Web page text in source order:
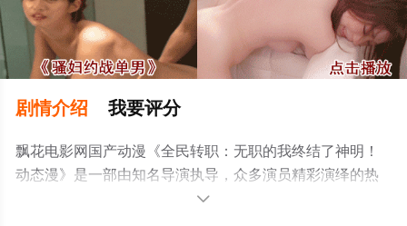
剧情介绍 我要评分
飘花电影网国产动漫《全民转职：无职的我终结了神明！
动态漫》是一部由知名导演执导，众多演员精彩演绎的热
播动漫，手机免费观看高清无删减完整版动漫全集就上飘
